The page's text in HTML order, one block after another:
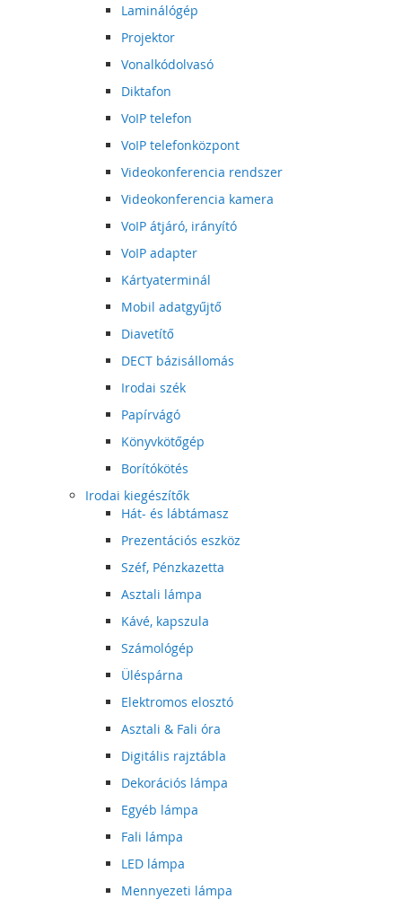
Laminálógép
Projektor
Vonalkódolvasó
Diktafon
VoIP telefon
VoIP telefonközpont
Videokonferencia rendszer
Videokonferencia kamera
VoIP átjáró, irányító
VoIP adapter
Kártyaterminál
Mobil adatgyűjtő
Diavetítő
DECT bázisállomás
Irodai szék
Papírvágó
Könyvkötőgép
Borítókötés
Irodai kiegészítők
Hát- és lábtámasz
Prezentációs eszköz
Széf, Pénzkazetta
Asztali lámpa
Kávé, kapszula
Számológép
Üléspárna
Elektromos elosztó
Asztali & Fali óra
Digitális rajztábla
Dekorációs lámpa
Egyéb lámpa
Fali lámpa
LED lámpa
Mennyezeti lámpa